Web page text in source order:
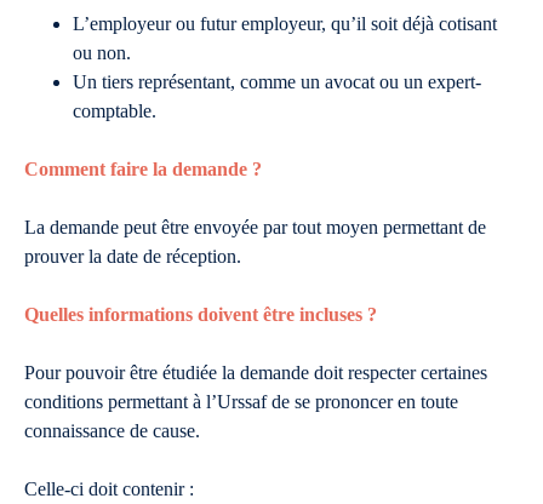
L’employeur ou futur employeur, qu’il soit déjà cotisant
ou non.
Un tiers représentant, comme un avocat ou un expert-
comptable.
Comment faire la demande ?
La demande peut être envoyée par tout moyen permettant de
prouver la date de réception.
Quelles informations doivent être incluses ?
Pour pouvoir être étudiée la demande doit respecter certaines
conditions permettant à l’Urssaf de se prononcer en toute
connaissance de cause.
Celle-ci doit contenir :